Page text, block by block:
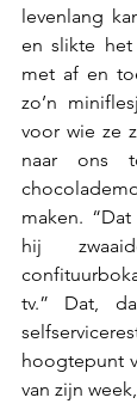
levenlang
en slikte het
met af en
zo’n
voor wie ze
naar ons
maken.
hij
tv.” Dat,
hoogtepunt
van zijn